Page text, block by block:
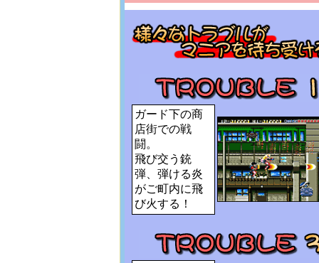
ガード下の商
店街での戦
闘。
飛び交う銃
弾、弾ける炎
がご町内に飛
び火する！